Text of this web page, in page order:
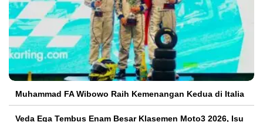
Muhammad FA Wibowo Raih Kemenangan Kedua di Italia
Veda Ega Tembus Enam Besar Klasemen Moto3 2026, Isu